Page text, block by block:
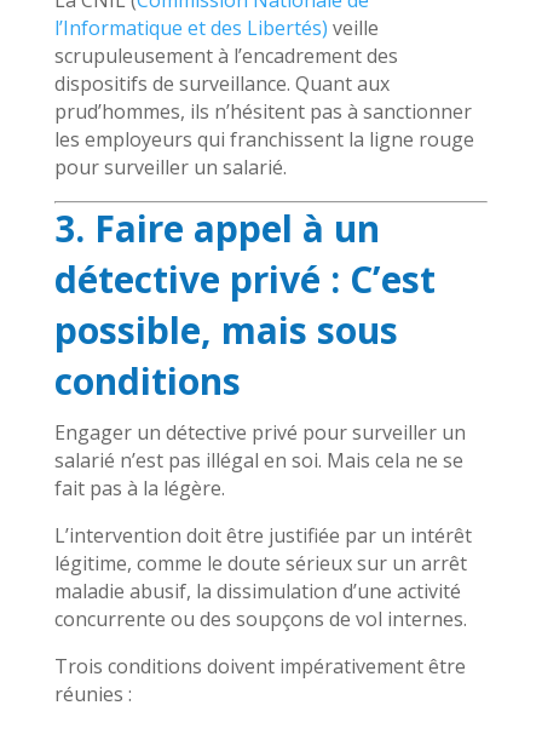
l’Informatique et des Libertés) veille
scrupuleusement à l’encadrement des
dispositifs de surveillance. Quant aux
prud’hommes, ils n’hésitent pas à sanctionner
les employeurs qui franchissent la ligne rouge
pour surveiller un salarié.
3. Faire appel à un
détective privé : C’est
possible, mais sous
conditions
Engager un détective privé pour surveiller un
salarié n’est pas illégal en soi. Mais cela ne se
fait pas à la légère.
L’intervention doit être justifiée par un intérêt
légitime, comme le doute sérieux sur un arrêt
maladie abusif, la dissimulation d’une activité
concurrente ou des soupçons de vol internes.
Trois conditions doivent impérativement être
réunies :